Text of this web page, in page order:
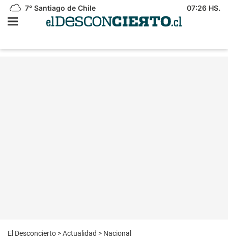
7° Santiago de Chile 07:26 HS.
El Desconcierto >Actualidad > Nacional